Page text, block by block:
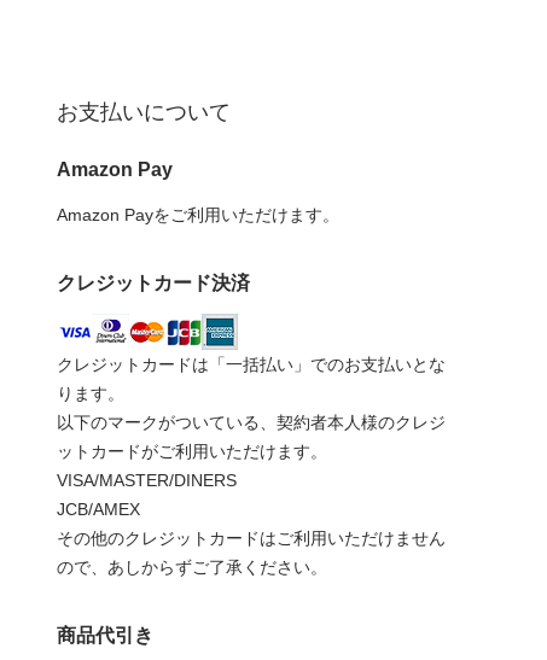
お支払いについて
Amazon Pay
Amazon Payをご利用いただけます。
クレジットカード決済
クレジットカードは「一括払い」でのお支払いとな
ります。
以下のマークがついている、契約者本人様のクレジ
ットカードがご利用いただけます。
VISA/MASTER/DINERS
JCB/AMEX
その他のクレジットカードはご利用いただけません
ので、あしからずご了承ください。
商品代引き